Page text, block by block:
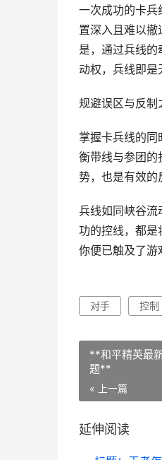
一次成功的卡兵
置深入且难以
是，通过兵线
动权，兵线即是
规避误区与反制
掌握卡兵线的
衡带线与参团的
势，也是有效的
兵线如同峡谷流
功的控线，都是
你便已触及了游
对手 控制
**和平精英最
题**
« 上一篇
延伸阅读